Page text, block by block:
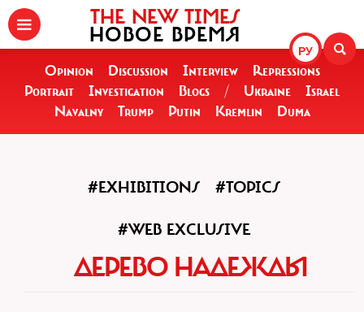
РУ
THE NEW TIMES
НОВОЕ ВРЕМЯ
Opinion Discussion Interview
Repressions
Portrait
Investigation Blogs / Ukraine
Israel
Navalny
Trump Putin Kremlin Duma
#EXHIBITIONS #TOPICS
#WEB EXCLUSIVE
ДЕРЕВО НАДЕЖДЫ